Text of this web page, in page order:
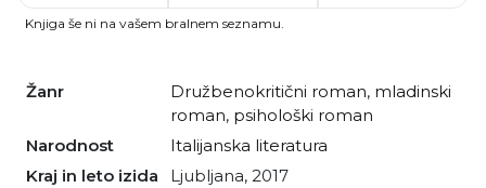
Žanr družbenokritični roman, mladinski
roman, psihološki roman
Narodnost
italijanska literatura
Kraj in leto izida
Ljubljana, 2017
Knjiga še ni na vašem bralnem seznamu.